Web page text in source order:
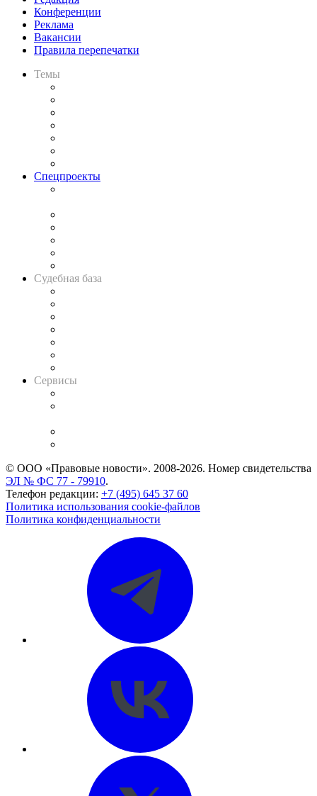
Конференции
Реклама
Вакансии
Правила перепечатки
Темы
Спецпроекты
Судебная база
Сервисы
© ООО «Правовые новости». 2008-2026. Номер свидетельства
ЭЛ № ФС 77 - 79910.
Телефон редакции: +7 (495) 645 37 60
Политика использования cookie-файлов
Политика конфиденциальности